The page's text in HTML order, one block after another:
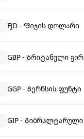
FJD - Ფიჯის დოლარი
GBP - Ბრიტანული
GGP - Გერნსის ფუნტი
GIP -